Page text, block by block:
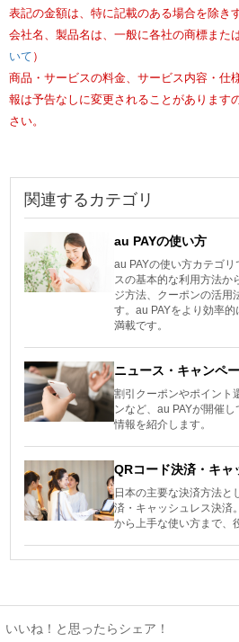
表記の金額は、特に記載のある場合を除き
会社名、製品名は、一般に各社の商標また
いて ）
商品・サービスの料金、サービス内容・仕
報は予告なしに変更されることがあります
さい。
関連するカテゴリ
au PAYの使い方
au PAYの使い方カテゴ
スの基本的な利用方法か
ジ方法、クーポンの活用
す。au PAYをより効率
満載です。
ニュース・キャンペ
割引クーポンやポイント
ンなど、au PAYが開催
情報を紹介します。
QRコード決済・キャ
日本の主要な決済方法と
済・キャッシュレス決済
から上手な使い方まで、
いいね！と思ったらシェア！